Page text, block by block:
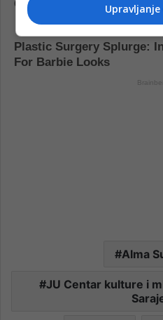
Alma
JU Centar kulture i